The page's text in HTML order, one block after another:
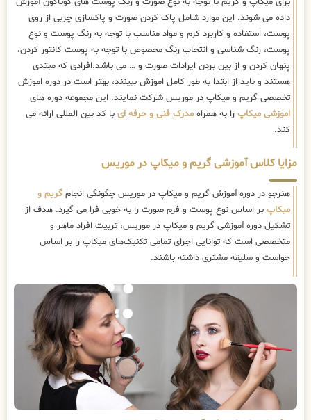
داده می شوند. این موارد شامل پاک کردن صورت و پاکسازی چربی از روی
پوست، استفاده و کاربرد کرم و مواد مناسب با توجه به رنگ پوست و نوع
پوست، رنگ شناسی و انتخاب رنگ مخصوص با توجه به پوست کانتور کردن،
پنهان کردن و از بین بردن ایرادات صورت و … می باشد.افرادی که مبتدی
هستند و باید از ابتدا به طور کامل اموزش ببینند، بهتر است در دوره اموزش
تخصصی گریم و میکاپ در موریس شرکت نمایند. این مجموعه دوره های
اموزشی میکاپ را به همراه مدرک فنی و حرفه ای با کد بین المللی ارائه می
کند.
مزایا کلاس آموزشی گریم و میکاپ در موریس
هنرجو در دوره آموزش گریم و میکاپ در موریس چگونگی انجام گریم و
میکاپ بر اساس نوع پوست و فرم صورت را به خوبی فرا می گیرد. هدف از
تشکیل دوره آموزشی گریم و میکاپ در موریس، تربیت افراد ماهر و
متخصصی است که توانایی اجرای تمامی تکنیک‌های میکاپ را بر اساس
خواست و سلیقه مشتری داشته باشند.